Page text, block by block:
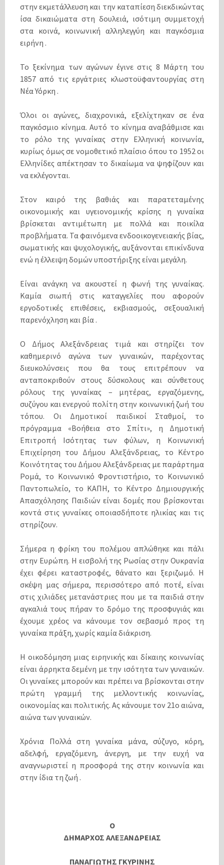
στην εκμετάλλευση και την καταπίεση διεκδικώντας
ίσα δικαιώματα στη δουλειά, ισότιμη συμμετοχή
στα κοινά, κοινωνική αλληλεγγύη και παγκόσμια
ειρήνη .
Το ξεκίνημα των αγώνων έγινε στις 8 Μάρτη του
1857 από τις εργάτριες κλωστοϋφαντουργίας στη
Νέα Υόρκη .
Όλοι οι αγώνες, διαχρονικά, εξελίχτηκαν σε ένα
παγκόσμιο κίνημα. Αυτό το κίνημα αναβάθμισε και
το ρόλο της γυναίκας στην Ελληνική κοινωνία,
κυρίως όμως σε νομοθετικό πλαίσιο όπου το 1952 οι
Ελληνίδες απέκτησαν το δικαίωμα να ψηφίζουν και
να εκλέγονται.
Στον καιρό της βαθιάς και παρατεταμένης
οικονομικής και υγειονομικής κρίσης η γυναίκα
βρίσκεται αντιμέτωπη με πολλά και ποικίλα
προβλήματα. Τα φαινόμενα ενδοοικογενειακής βίας,
σωματικής και ψυχολογικής, αυξάνονται επικίνδυνα
ενώ η έλλειψη δομών υποστήριξης είναι μεγάλη.
Είναι ανάγκη να ακουστεί η φωνή της γυναίκας.
Καμία σιωπή στις καταγγελίες που αφορούν
εργοδοτικές επιθέσεις, εκβιασμούς, σεξουαλική
παρενόχληση και βία .
Ο Δήμος Αλεξάνδρειας τιμά και στηρίζει τον
καθημερινό αγώνα των γυναικών, παρέχοντας
διευκολύνσεις που θα τους επιτρέπουν να
ανταποκριθούν στους δύσκολους και σύνθετους
ρόλους της γυναίκας – μητέρας, εργαζόμενης,
συζύγου και ενεργού πολίτη στην κοινωνική ζωή του
τόπου. Οι Δημοτικοί παιδικοί Σταθμοί, το
πρόγραμμα «Βοήθεια στο Σπίτι», η Δημοτική
Επιτροπή Ισότητας των φύλων, η Κοινωνική
Επιχείρηση του Δήμου Αλεξάνδρειας, το Κέντρο
Κοινότητας του Δήμου Αλεξάνδρειας με παράρτημα
Ρομά, το Κοινωνικό Φροντιστήριο, το Κοινωνικό
Παντοπωλείο, το ΚΑΠΗ, το Κέντρο Δημιουργικής
Απασχόλησης Παιδιών είναι δομές που βρίσκονται
κοντά στις γυναίκες οποιασδήποτε ηλικίας και τις
στηρίζουν.
Σήμερα η φρίκη του πολέμου απλώθηκε και πάλι
στην Ευρώπη. Η εισβολή της Ρωσίας στην Ουκρανία
έχει φέρει καταστροφές, θάνατο και ξεριζωμό. Η
σκέψη μας σήμερα, περισσότερο από ποτέ, είναι
στις χιλιάδες μετανάστριες που με τα παιδιά στην
αγκαλιά τους πήραν το δρόμο της προσφυγιάς και
έχουμε χρέος να κάνουμε τον σεβασμό προς τη
γυναίκα πράξη, χωρίς καμία διάκριση.
Η οικοδόμηση μιας ειρηνικής και δίκαιης κοινωνίας
είναι άρρηκτα δεμένη με την ισότητα των γυναικών.
Οι γυναίκες μπορούν και πρέπει να βρίσκονται στην
πρώτη γραμμή της μελλοντικής κοινωνίας,
οικονομίας και πολιτικής. Ας κάνουμε τον 21ο αιώνα,
αιώνα των γυναικών.
Χρόνια Πολλά στη γυναίκα μάνα, σύζυγο, κόρη,
αδελφή, εργαζόμενη, άνεργη, με την ευχή να
αναγνωριστεί η προσφορά της στην κοινωνία και
στην ίδια τη ζωή .
Ο
ΔΗΜΑΡΧΟΣ ΑΛΕΞΑΝΔΡΕΙΑΣ
ΠΑΝΑΓΙΩΤΗΣ ΓΚΥΡΙΝΗΣ